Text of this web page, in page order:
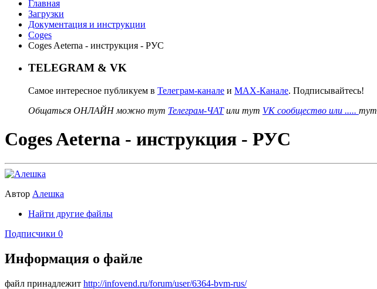
Главная
Загрузки
Документация и инструкции
Coges
Coges Aeterna - инструкция - РУС
TELEGRAM & VK
Самое интересное публикуем в Телеграм-канале и MAX-Канале. Подписывайтесь!
Общаться ОНЛАЙН можно тут Телеграм-ЧАТили тут VK сообщество или ..... тут
Coges Aeterna - инструкция - РУС
Автор Алешка
Найти другие файлы
Подписчики 0
Информация о файле
файл принадлежит http://infovend.ru/forum/user/6364-bvm-rus/